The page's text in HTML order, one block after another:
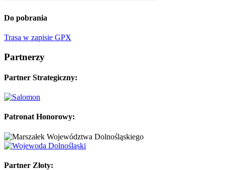
Do pobrania
Trasa w zapisie GPX
Partnerzy
Partner Strategiczny:
Patronat Honorowy:
Partner Złoty: